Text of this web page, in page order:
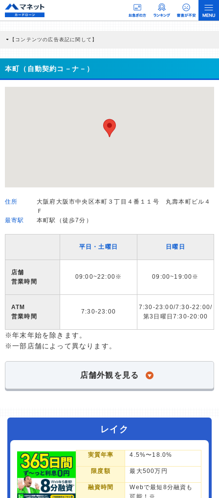
【コンテンツの広告表記に関して】
商品を根拠なくPRするものではなく、当編集部の調査／ユーザーへの口コミ収集な
どに基づき、公平性を担保した情報提供を行っています。
>提携企業一覧
本町（自動契約コ－ナ－）
住所
大阪府大阪市中央区本町３丁目４番１１号 丸壽本町ビル４
Ｆ
最寄駅
本町駅（徒歩7分）
平日・土曜日 日曜日
店舗
営業時間
09:00~22:00※ 09:00~19:00※
ATM
営業時間
7:30-23:00
7:30-23:00/7:30-22:00/
第3日曜日7:30-20:00
※年末年始を除きます。
※一部店舗によって異なります。
店舗外観を見る
レイク
実質年率 4.5%〜18.0%
限度額 最大500万円
融資時間
Webで最短8分融資も
可能！※